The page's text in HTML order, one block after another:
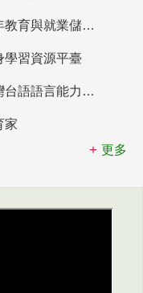
青年教育與就業儲蓄帳戶
學習資源平臺
臺灣台語語言能力認證網站
家
更多